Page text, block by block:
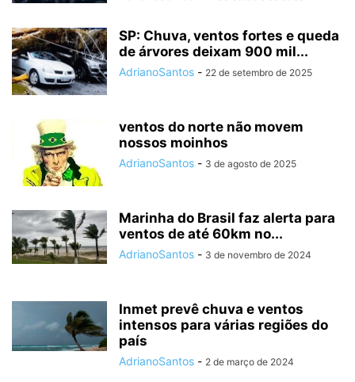
SP: Chuva, ventos fortes e queda
de árvores deixam 900 mil...
AdrianoSantos - 22 de setembro de 2025
ventos do norte não movem
nossos moinhos
AdrianoSantos - 3 de agosto de 2025
Marinha do Brasil faz alerta para
ventos de até 60km no...
AdrianoSantos - 3 de novembro de 2024
Inmet prevê chuva e ventos
intensos para várias regiões do
país
AdrianoSantos - 2 de março de 2024